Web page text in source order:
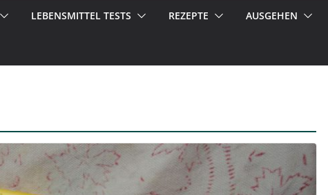
LEBENSMITTEL TESTS REZEPTE AUSGEHEN